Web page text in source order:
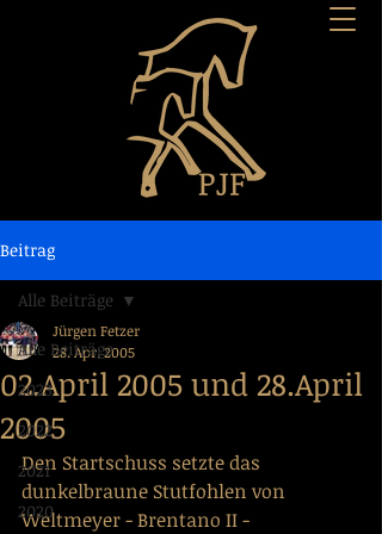
Beitrag
Alle Beiträge
2023
2022
2021
2020
Alle Beiträge
02.April 2005 und 28.April
2005
Jürgen Fetzer
28. Apr. 2005
Den Startschuss setzte das
dunkelbraune Stutfohlen von
Weltmeyer - Brentano II -